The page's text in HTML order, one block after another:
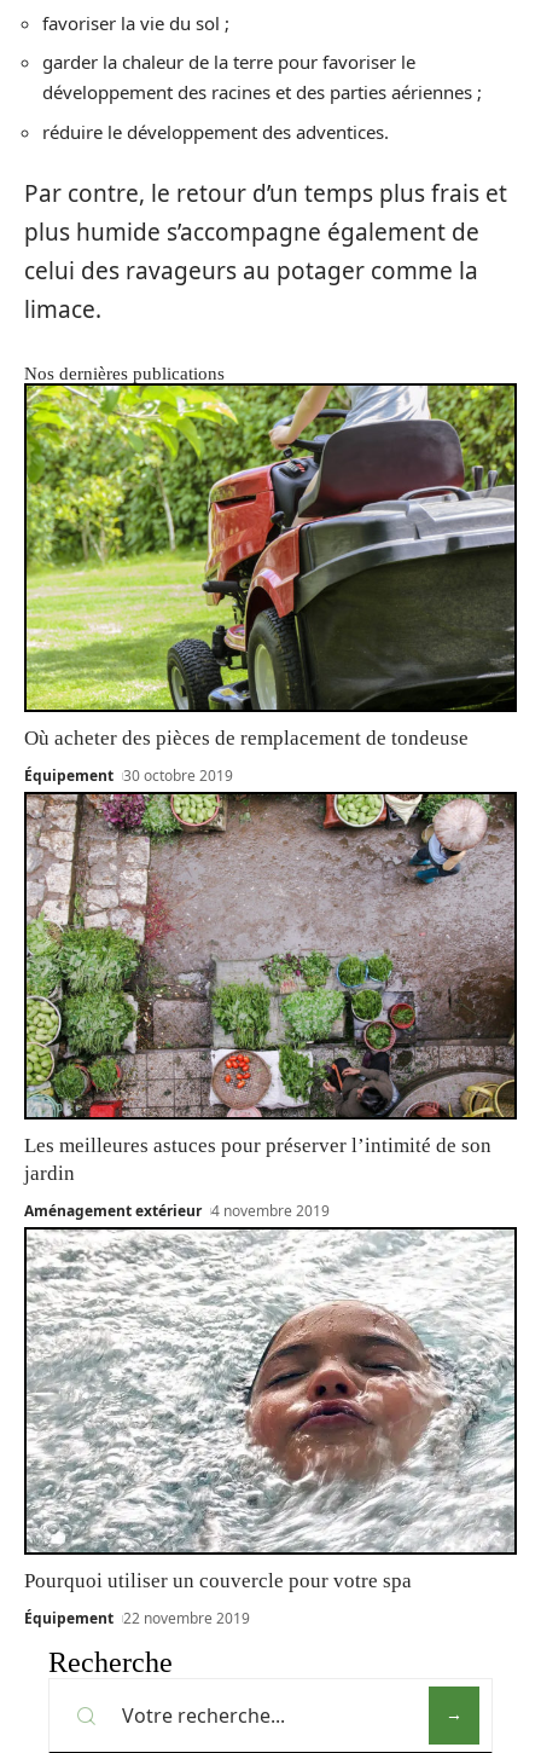
favoriser la vie du sol ;
garder la chaleur de la terre pour favoriser le
développement des racines et des parties aériennes ;
réduire le développement des adventices.
Par contre, le retour d’un temps plus frais et
plus humide s’accompagne également de
celui des ravageurs au potager comme la
limace.
Nos dernières publications
Où acheter des pièces de remplacement de tondeuse
Équipement 30 octobre 2019
Les meilleures astuces pour préserver l’intimité de son
jardin
Aménagement extérieur 4 novembre 2019
Pourquoi utiliser un couvercle pour votre spa
Équipement 22 novembre 2019
Recherche